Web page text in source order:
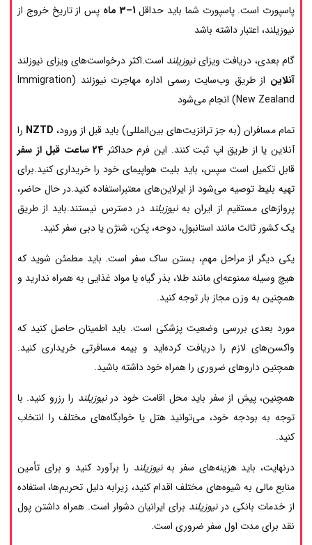
پاسپورت است. پاسپورت شما باید حداقل 1–3 ماه
پس از تاریخ خروج از
نیوزیلند، اعتبار داشته باشد
گام بعدی، دریافت ویزاینیوزیلند است.اکثر درخواست‌های ویزای نیوزلند
آنلاین
از طریق وب‌سایت رسمی اداره مهاجرت نیوزلند (Immigration
New Zealand) انجام می‌شود
تمام مسافران (به جز ترانزیت‌های بین‌المللی) باید قبل از ورود، NZTD را
آنلاین یا از طریق اپ ثبت کنند. این فرم حداکثر 24 ساعت قبل از سفر
قابل تکمیل است سپس، باید بلیت هواپیمای خود را خریداری کنید.برای
تهیه بلیط توصیه می‌شود از ایرلاین‌های معتبراستفاده کنید.در حال حاضر،
پروازهای مستقیم از ایران بهنیوزیلنددر دسترس نیستند.باید از طریق
یک کشور ثالث مانند استانبول، دوحه، پکن، شنژن یا دبی سفر کنید.
یکی دیگر از مراحل مهم، بستن ساک سفر است. باید مطمئن شوید که
هیچ وسیله ممنوعه‌ای مانند طلا، بذر گیاه یا مواد غذایی به همراه ندارید و
همچنین به وزن مجاز بار توجه کنید.
مورد بعدی بررسی وضعیت پزشکی است. باید اطمینان حاصل کنید که
واکسن‌های لازم را دریافت کرده‌اید و بیمه مسافرتی خریداری کنید.
همچنین داروهای ضروری را همراه خود داشته باشید.
همچنین، پیش از سفر باید محل اقامت خود درنیوزیلند را رزرو کنید. با
توجه به بودجه خود، می‌توانید هتل یا خوابگاه‌های مختلف را انتخاب
کنید.
درنهایت، باید هزینه‌های سفر بهنیوزیلند را برآورد کنید و برای تأمین
منابع مالی به شیوه‌های مختلف اقدام کنید، زیرابه دلیل تحریم‌ها، استفاده
از خدمات بانکی درنیوزیلند برای ایرانیان دشوار است. همراه داشتن پول
نقد برای مدت اول سفر ضروری است.